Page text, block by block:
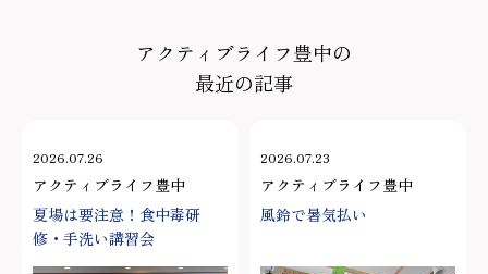
アクティブライフ豊中の
最近の記事
2026.07.26
アクティブライフ豊中
夏場は要注意！食中毒研
修・手洗い講習会
2026.07.23
アクティブライフ豊中
風鈴で暑気払い